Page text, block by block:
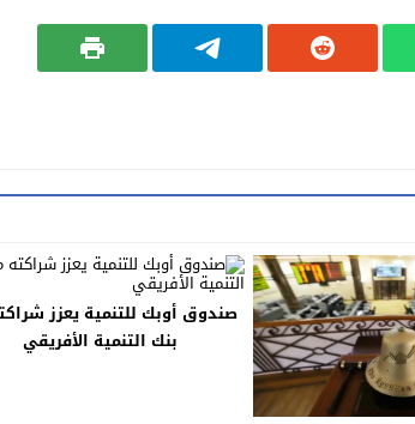
صندوق أوبك للتنمية يعزز
بنك التنمية الأفريقي